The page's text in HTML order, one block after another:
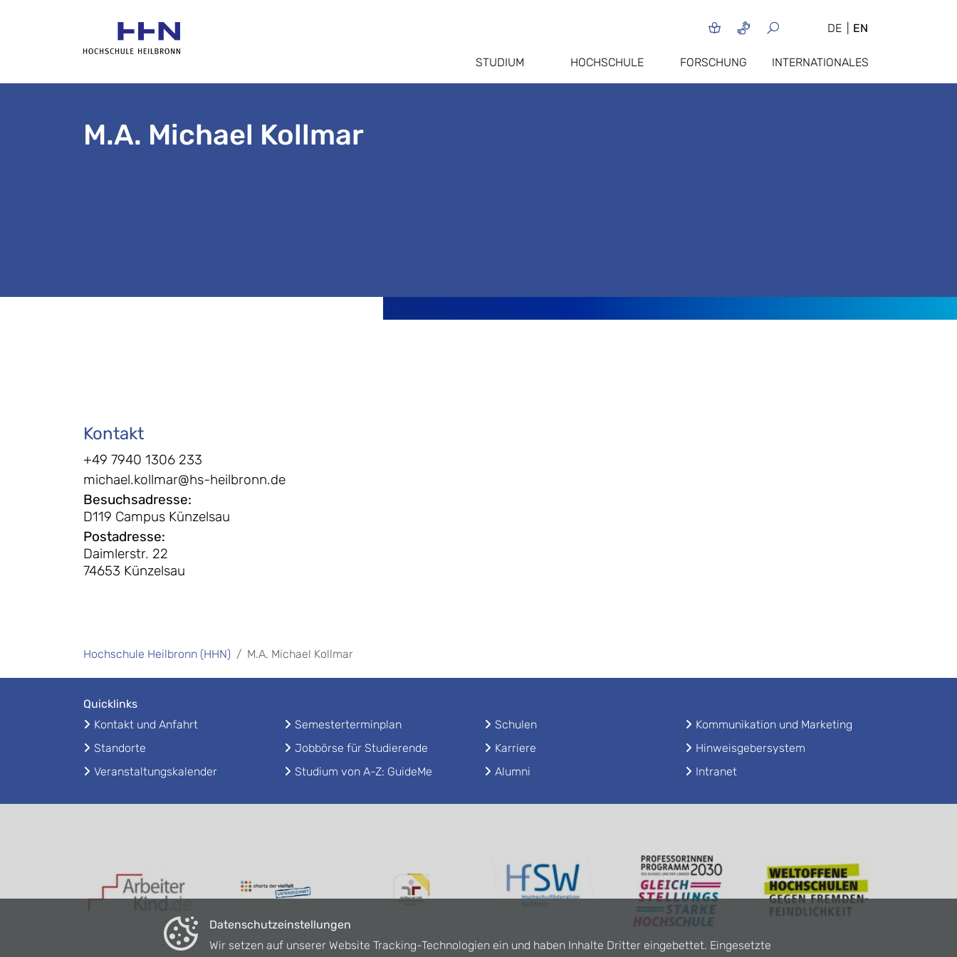
DE EN
STUDIUM HOCHSCHULE FORSCHUNG INTERNATIONALES
M.A. Michael Kollmar
Kontakt
+49 7940 1306 233
michael.kollmar@hs-heilbronn.de
Besuchsadresse:
D119 Campus Künzelsau
Postadresse:
Daimlerstr. 22
74653 Künzelsau
Hochschule Heilbronn (HHN) M.A. Michael Kollmar
Quicklinks
Kontakt und Anfahrt
Standorte
Veranstaltungskalender
Semesterterminplan
Jobbörse für Studierende
Studium von A-Z: GuideMe
Schulen
Karriere
Alumni
Kommunikation und Marketing
Hinweisgebersystem
Intranet
Datenschutzeinstellungen
Wir setzen auf unserer Website Tracking-Technologien ein und haben Inhalte Dritter eingebettet. Eingesetzte